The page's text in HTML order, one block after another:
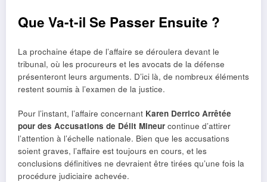
Que Va-t-il Se Passer Ensuite ?
La prochaine étape de l’affaire se déroulera devant le
tribunal, où les procureurs et les avocats de la défense
présenteront leurs arguments. D’ici là, de nombreux éléments
restent soumis à l’examen de la justice.
Pour l’instant, l’affaire concernant Karen Derrico Arrêtée
pour des Accusations de Délit Mineur continue d’attirer
l’attention à l’échelle nationale. Bien que les accusations
soient graves, l’affaire est toujours en cours, et les
conclusions définitives ne devraient être tirées qu’une fois la
procédure judiciaire achevée.